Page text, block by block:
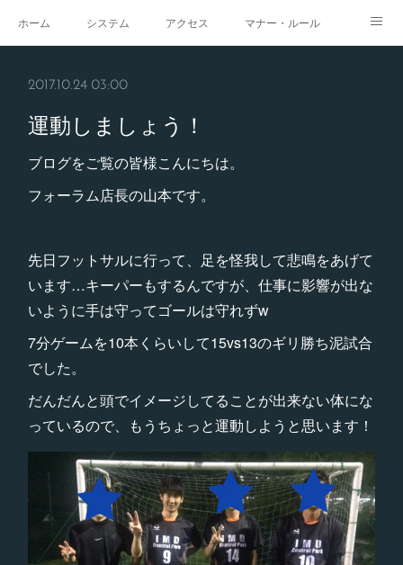
ホーム システム アクセス マナー・ルール
2017.10.24 03:00
運動しましょう！
ブログをご覧の皆様こんにちは。
フォーラム店長の山本です。
先日フットサルに行って、足を怪我して悲鳴をあげて
います…キーパーもするんですが、仕事に影響が出な
いように手は守ってゴールは守れずw
7分ゲームを10本くらいして15vs13のギリ勝ち泥試合
でした。
だんだんと頭でイメージしてることが出来ない体にな
っているので、もうちょっと運動しようと思います！